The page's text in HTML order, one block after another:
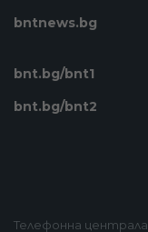
bntnews.bg
bnt.bg/bnt1
bnt.bg/bnt2
Телефонна централа